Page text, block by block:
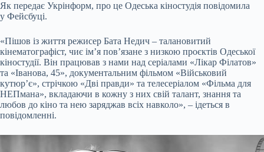
Як передає Укрінформ, про це Одеська кіностудія повідомила
у Фейсбуці.
«Пішов із життя режисер Бата Недич – талановитий
кінематографіст, чиє ім’я пов’язане з низкою проєктів Одеської
кіностудії. Він працював з нами над серіалами «Лікар Філатов»
та «Іванова, 45», документальним фільмом «Військовий
кутюрʼє», стрічкою «Дві правди» та телесеріалом «Фільма для
НЕПмана», вкладаючи в кожну з них свій талант, знання та
любов до кіно та нею заряджав всіх навколо», – ідеться в
повідомленні.